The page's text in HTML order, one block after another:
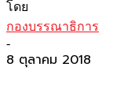
โดย
กองบรรณาธิการ
-
8 ตุลาคม 2018